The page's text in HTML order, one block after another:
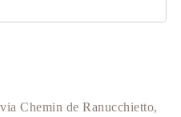
Chemin de Ranucchietto,